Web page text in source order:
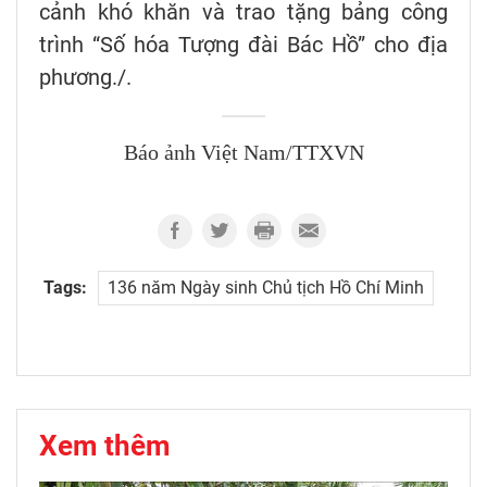
cảnh khó khăn và trao tặng bảng công
trình “Số hóa Tượng đài Bác Hồ” cho địa
phương./.
Báo ảnh Việt Nam/TTXVN
Tags: 136 năm Ngày sinh Chủ tịch Hồ Chí Minh
Xem thêm